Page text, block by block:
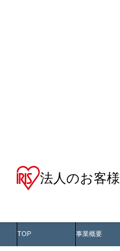
法人のお客様
TOP 事業概要